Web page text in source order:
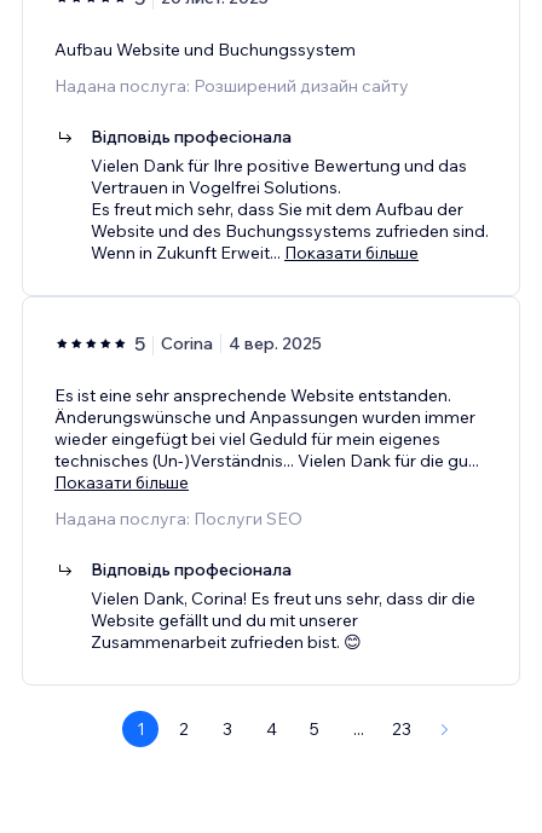
Aufbau Website und Buchungssystem
Надана послуга: Розширений дизайн сайту
Відповідь професіонала
Vielen Dank für Ihre positive Bewertung und das
Vertrauen in Vogelfrei Solutions.
Es freut mich sehr, dass Sie mit dem Aufbau der
Website und des Buchungssystems zufrieden sind.
Wenn in Zukunft Erweit... Показати більше
5 Corina 4 вер. 2025
Es ist eine sehr ansprechende Website entstanden.
Änderungswünsche und Anpassungen wurden immer
wieder eingefügt bei viel Geduld für mein eigenes
technisches (Un-)Verständnis... Vielen Dank für die gu...
Показати більше
Надана послуга: Послуги SEO
Відповідь професіонала
Vielen Dank, Corina! Es freut uns sehr, dass dir die
Website gefällt und du mit unserer
Zusammenarbeit zufrieden bist. 😊
1 2 3 4 5 ... 23